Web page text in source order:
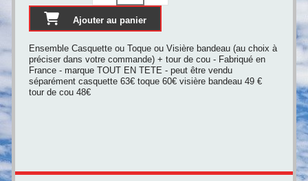
Ajouter au panier
Ensemble Casquette ou Toque ou Visière bandeau (au choix à
préciser dans votre commande) + tour de cou - Fabriqué en
France - marque TOUT EN TETE - peut être vendu
séparément casquette 63€ toque 60€ visière bandeau 49 €
tour de cou 48€